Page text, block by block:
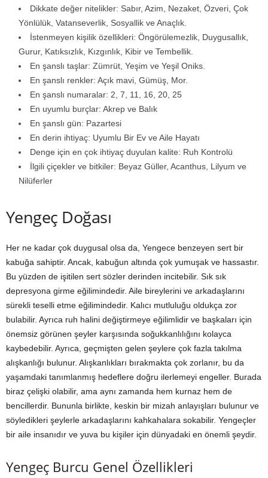
Dikkate değer nitelikler: Sabır, Azim, Nezaket, Özveri, Çok
Yönlülük, Vatanseverlik, Sosyallik ve Anaçlık.
İstenmeyen kişilik özellikleri: Öngörülemezlik, Duygusallık,
Gurur, Katıksızlık, Kızgınlık, Kibir ve Tembellik.
En şanslı taşlar: Zümrüt, Yeşim ve Yeşil Oniks.
En şanslı renkler: Açık mavi, Gümüş, Mor.
En şanslı numaralar: 2, 7, 11, 16, 20, 25
En uyumlu burçlar: Akrep ve Balık
En şanslı gün: Pazartesi
En derin ihtiyaç: Uyumlu Bir Ev ve Aile Hayatı
Denge için en çok ihtiyaç duyulan kalite: Ruh Kontrolü
İlgili çiçekler ve bitkiler: Beyaz Güller, Acanthus, Lilyum ve
Nilüferler
Yengeç Doğası
Her ne kadar çok duygusal olsa da, Yengece benzeyen sert bir
kabuğa sahiptir. Ancak, kabuğun altında çok yumuşak ve hassastır.
Bu yüzden de işitilen sert sözler derinden incitebilir. Sık sık
depresyona girme eğilimindedir. Aile bireylerini ve arkadaşlarını
sürekli teselli etme eğilimindedir. Kalıcı mutluluğu oldukça zor
bulabilir. Ayrıca ruh halini değiştirmeye eğilimlidir ve başkaları için
önemsiz görünen şeyler karşısında soğukkanlılığını kolayca
kaybedebilir. Ayrıca, geçmişten gelen şeylere çok fazla takılma
alışkanlığı bulunur. Alışkanlıkları bırakmakta çok zorlanır, bu da
yaşamdaki tanımlanmış hedeflere doğru ilerlemeyi engeller. Burada
biraz çelişki olabilir, ama aynı zamanda hem kurnaz hem de
bencillerdir. Bununla birlikte, keskin bir mizah anlayışları bulunur ve
söyledikleri şeylerle arkadaşlarını kahkahalara sokabilir. Yengeçler
bir aile insanıdır ve yuva bu kişiler için dünyadaki en önemli şeydir.
Yengeç Burcu Genel Özellikleri